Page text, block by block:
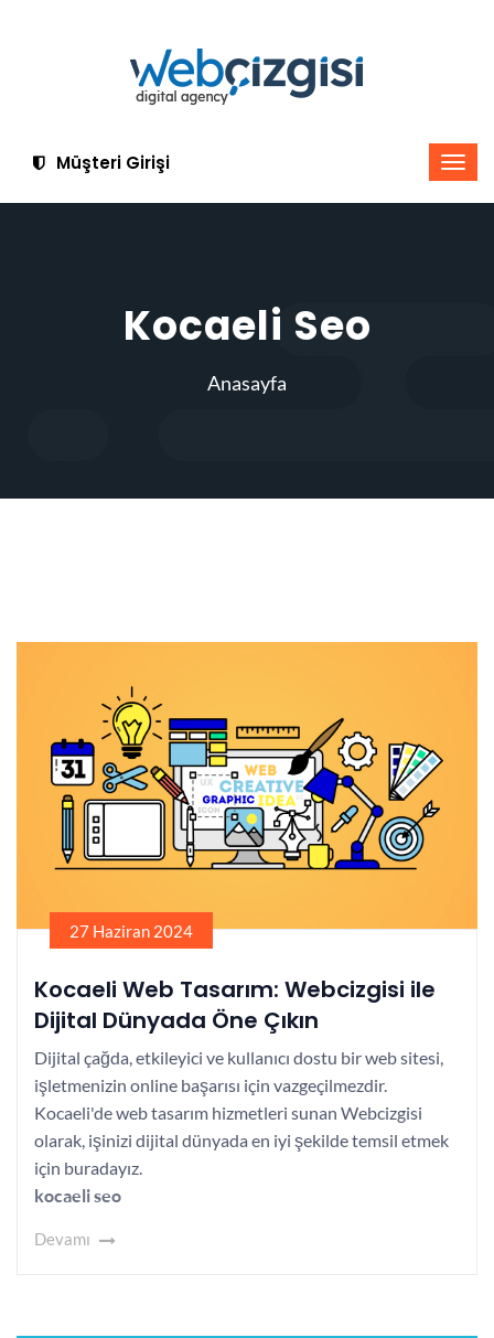
Müşteri Girişi
Kocaeli Seo
Anasayfa
27 Haziran 2024
Kocaeli Web Tasarım: Webcizgisi ile
Dijital Dünyada Öne Çıkın
Dijital çağda, etkileyici ve kullanıcı dostu bir web sitesi,
işletmenizin online başarısı için vazgeçilmezdir.
Kocaeli'de web tasarım hizmetleri sunan Webcizgisi
olarak, işinizi dijital dünyada en iyi şekilde temsil etmek
için buradayız.
kocaeli seo
Devamı